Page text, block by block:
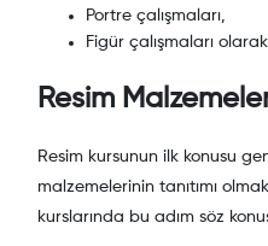
Portre çalışmaları,
Figür çalışmaları
Resim
Resim kursunun ilk konusu
malzemelerinin tanıtımı
kurslarında bu adım söz